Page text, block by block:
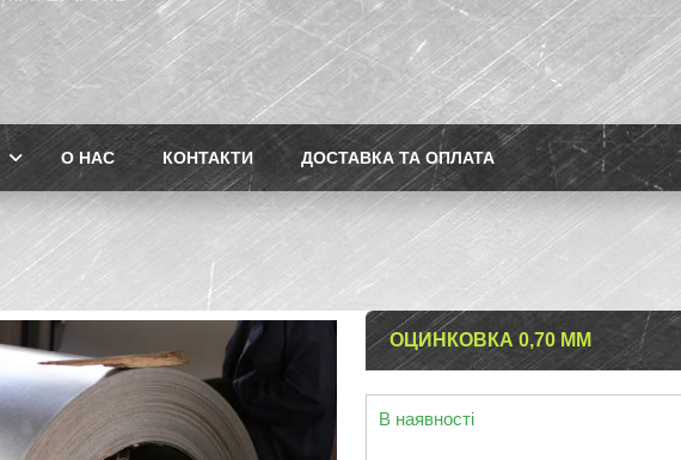
О НАС КОНТАКТИ ДОСТАВКА ТА ОПЛАТА
ОЦИНКОВКА 0,70 ММ
В наявності